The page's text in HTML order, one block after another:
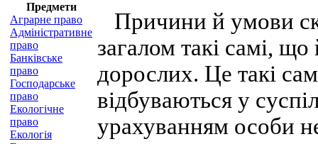
Предмети
Аграрне право
Адміністративне
право
Банківське
право
Господарське
право
Екологічне
право
Екологія
Причини й умови
загалом такі самі,
дорослих. Це такі
відбуваються у
урахуванням особи